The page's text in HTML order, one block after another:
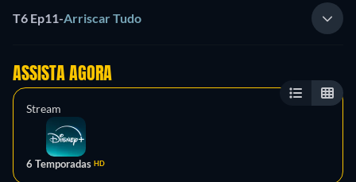
T6 Ep11-Arriscar Tudo
ASSISTA AGORA
Stream
6 Temporadas HD